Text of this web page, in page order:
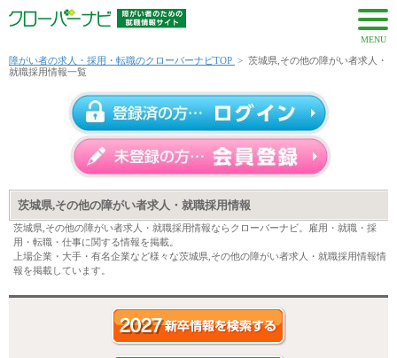
MENU
障がい者の求人・採用・転職のクローバーナビTOP > 茨城県,その他の障がい者求人・
就職採用情報一覧
茨城県,その他の障がい者求人・就職採用情報
茨城県,その他の障がい者求人・就職採用情報ならクローバーナビ。雇用・就職・採
用・転職・仕事に関する情報を掲載。
上場企業・大手・有名企業など様々な茨城県,その他の障がい者求人・就職採用情報情
報を掲載しています。